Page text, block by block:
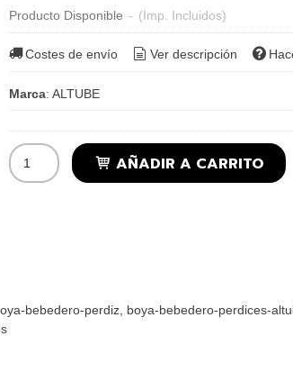
Producto Disponible - (Imp. Incluidos)
Costes de envío Ver descripción
Marca: ALTUBE
AÑADIR A CARRITO
bebedero-perdiz boya-bebedero-perdices-